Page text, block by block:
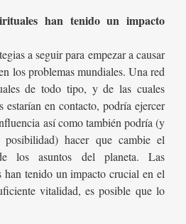
han tenido un impacto
a seguir para empezar a causar
los problemas mundiales. Una red
de todo tipo, y de las cuales
estarían en contacto, podría ejercer
así como también podría (y
hacer que cambie el
los asuntos del planeta. Las
han tenido un impacto crucial en el
vitalidad, es posible que lo